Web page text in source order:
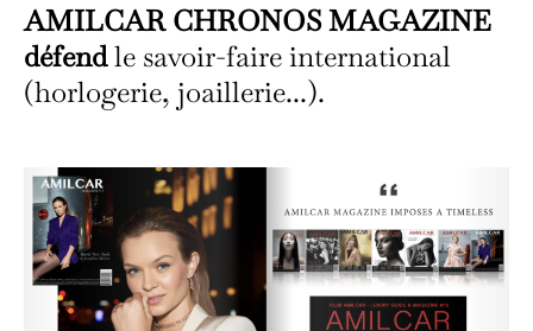
AMILCAR CHRONOS MAGAZINE
défendle savoir-faire international
(horlogerie, joaillerie...).